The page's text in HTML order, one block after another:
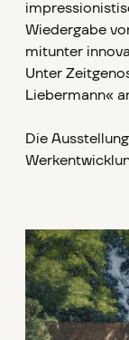
Wiedergabe
mitunter
Unter
Liebermann«
Die